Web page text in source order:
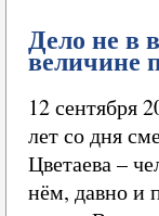
Дело не в
величине
12 сентября
лет со дня
Цветаева –
нём, давно и